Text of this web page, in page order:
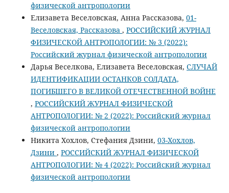
физической антропологии
Елизавета Веселовская, Анна Рассказова, 01-
Веселовская, Рассказова , РОССИЙСКИЙ ЖУРНАЛ
ФИЗИЧЕСКОЙ АНТРОПОЛОГИИ: № 3 (2022):
Российский журнал физической антропологии
Дарья Веселкова, Елизавета Веселовская, СЛУЧАЙ
ИДЕНТИФИКАЦИИ ОСТАНКОВ СОЛДАТА,
ПОГИБШЕГО В ВЕЛИКОЙ ОТЕЧЕСТВЕННОЙ ВОЙНЕ
, РОССИЙСКИЙ ЖУРНАЛ ФИЗИЧЕСКОЙ
АНТРОПОЛОГИИ: № 2 (2022): Российский журнал
физической антропологии
Никита Хохлов, Стефания Дзини, 03-Хохлов,
Дзини , РОССИЙСКИЙ ЖУРНАЛ ФИЗИЧЕСКОЙ
АНТРОПОЛОГИИ: № 4 (2022): Российский журнал
физической антропологии